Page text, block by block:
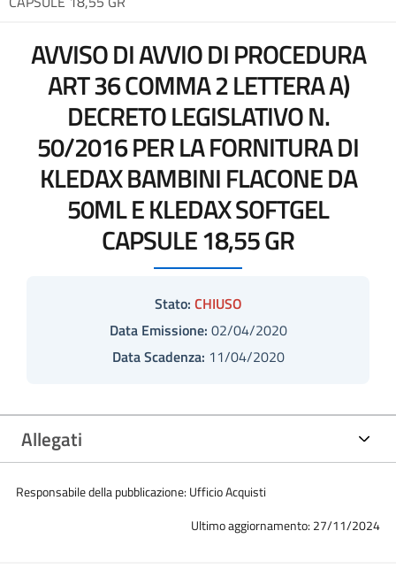
AVVISO DI AVVIO DI PROCEDURA
ART 36 COMMA 2 LETTERA A)
DECRETO LEGISLATIVO N.
50/2016 PER LA FORNITURA DI
KLEDAX BAMBINI FLACONE DA
50ML E KLEDAX SOFTGEL
CAPSULE 18,55 GR
Stato: CHIUSO
Data Emissione: 02/04/2020
Data Scadenza: 11/04/2020
Allegati
Responsabile della pubblicazione: Ufficio Acquisti
Ultimo aggiornamento: 27/11/2024